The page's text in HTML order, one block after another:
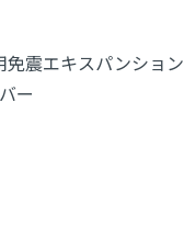
免震エキスパンション
ー